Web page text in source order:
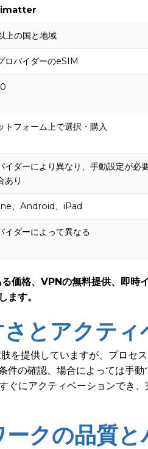
上の国と地域
ロバイダーのeSIM
トフォーム上で選択・購入
イダーにより異なり、手動設定が必
あり
、Android、iPad
イダーによって異なる
価格、VPNの無料提供、即時
ます。
とアクティ
を提供していますが、プロセ
件の確認、場合によっては手動
ぐにアクティベーションでき
クの品質と